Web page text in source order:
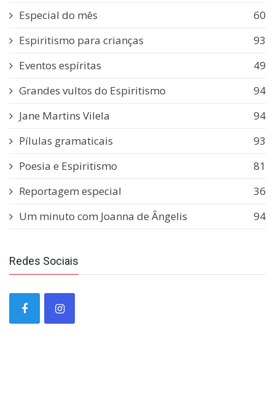
Especial do mês
60
Espiritismo para crianças
93
Eventos espíritas
49
Grandes vultos do Espiritismo
94
Jane Martins Vilela
94
Pílulas gramaticais
93
Poesia e Espiritismo
81
Reportagem especial
36
Um minuto com Joanna de Ângelis
94
Redes Sociais